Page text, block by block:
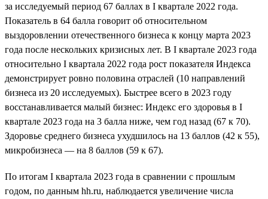
за исследуемый период 67 баллах в I квартале 2022 года.
Показатель в 64 балла говорит об относительном
выздоровлении отечественного бизнеса к концу марта 2023
года после нескольких кризисных лет. В I квартале 2023 года
относительно I квартала 2022 года рост показателя Индекса
демонстрирует ровно половина отраслей (10 направлений
бизнеса из 20 исследуемых). Быстрее всего в 2023 году
восстанавливается малый бизнес: Индекс его здоровья в I
квартале 2023 года на 3 балла ниже, чем год назад (67 к 70).
Здоровье среднего бизнеса ухудшилось на 13 баллов (42 к 55),
микробизнеса — на 8 баллов (59 к 67).
По итогам I квартала 2023 года в сравнении с прошлым
годом, по данным hh.ru, наблюдается увеличение числа